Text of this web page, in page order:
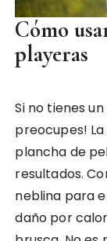
Cómo
playeras
Si no tienes un
preocupes!
plancha de
resultados.
neblina para
daño por